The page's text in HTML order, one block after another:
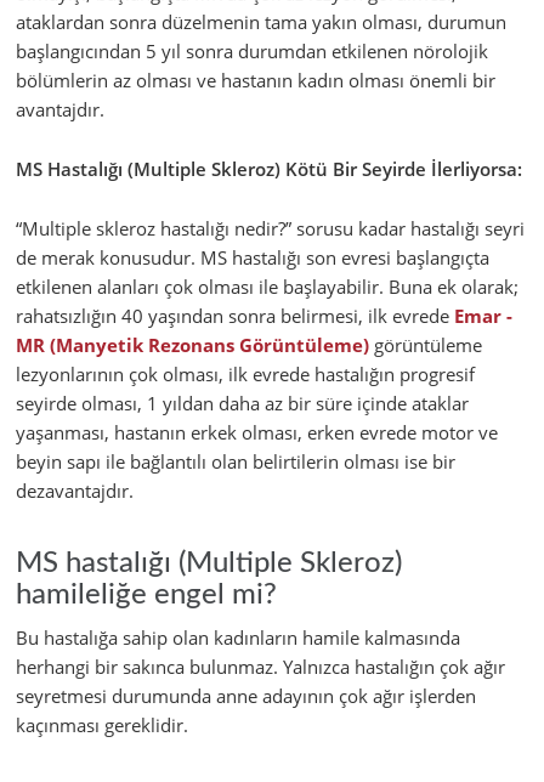
ataklardan sonra düzelmenin tama yakın olması, durumun
başlangıcından 5 yıl sonra durumdan etkilenen nörolojik
bölümlerin az olması ve hastanın kadın olması önemli bir
avantajdır.
MS Hastalığı (Multiple Skleroz) Kötü Bir Seyirde İlerliyorsa:
“Multiple skleroz hastalığı nedir?” sorusu kadar hastalığı seyri
de merak konusudur. MS hastalığı son evresi başlangıçta
etkilenen alanları çok olması ile başlayabilir. Buna ek olarak;
rahatsızlığın 40 yaşından sonra belirmesi, ilk evrede Emar -
MR (Manyetik Rezonans Görüntüleme) görüntüleme
lezyonlarının çok olması, ilk evrede hastalığın progresif
seyirde olması, 1 yıldan daha az bir süre içinde ataklar
yaşanması, hastanın erkek olması, erken evrede motor ve
beyin sapı ile bağlantılı olan belirtilerin olması ise bir
dezavantajdır.
MS hastalığı (Multiple Skleroz)
hamileliğe engel mi?
Bu hastalığa sahip olan kadınların hamile kalmasında
herhangi bir sakınca bulunmaz. Yalnızca hastalığın çok ağır
seyretmesi durumunda anne adayının çok ağır işlerden
kaçınması gereklidir.